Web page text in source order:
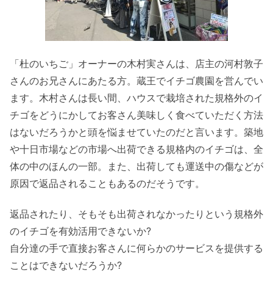
「杜のいちご」オーナーの木村実さんは、店主の河村敦子
さんのお兄さんにあたる方。蔵王でイチゴ農園を営んでい
ます。木村さんは長い間、ハウスで栽培された規格外のイ
チゴをどうにかしてお客さん美味しく食べていただく方法
はないだろうかと頭を悩ませていたのだと言います。築地
や十日市場などの市場へ出荷できる規格内のイチゴは、全
体の中のほんの一部。また、出荷しても運送中の傷などが
原因で返品されることもあるのだそうです。
返品されたり、そもそも出荷されなかったりという規格外
のイチゴを有効活用できないか?
自分達の手で直接お客さんに何らかのサービスを提供する
ことはできないだろうか?